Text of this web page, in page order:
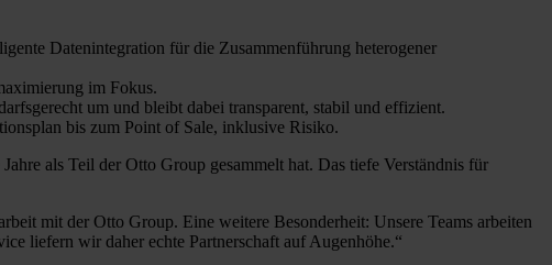
Datenintegration für die Zusammenführung heterogener
im Fokus.
um und bleibt dabei transparent, stabil und effizient.
bis zum Point of Sale, inklusive Risiko.
als Teil der Otto Group gesammelt hat. Das tiefe Verständnis für
mit der Otto Group. Eine weitere Besonderheit: Unsere Teams arbeiten
liefern wir daher echte Partnerschaft auf Augenhöhe.“